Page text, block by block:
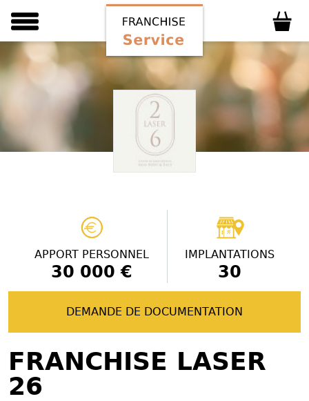
APPORT PERSONNEL
30 000 €
IMPLANTATIONS
30
DEMANDE DE DOCUMENTATION
FRANCHISE LASER
26